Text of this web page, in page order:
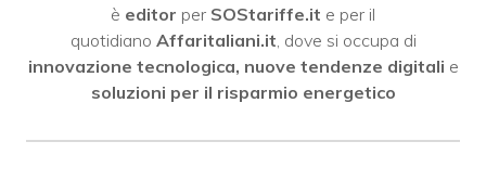
è editor per SOStariffe.it e per il
quotidiano Affaritaliani.it , dove si occupa di
innovazione tecnologica, nuove tendenze digitali e
soluzioni per il risparmio energetico